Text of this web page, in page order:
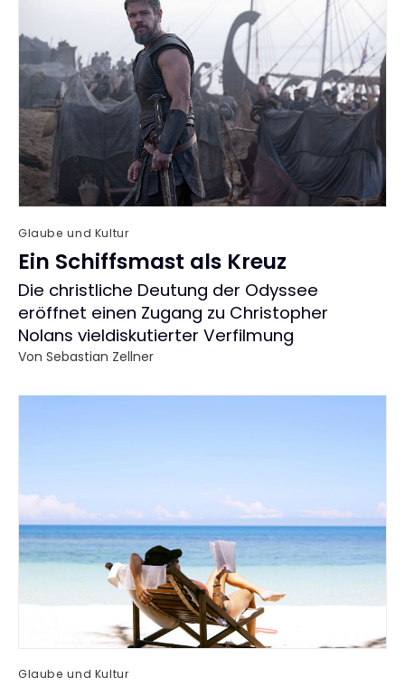
Glaube und Kultur
Ein Schiffsmast als Kreuz
:
Die christliche Deutung der Odyssee
eröffnet einen Zugang zu Christopher
Nolans vieldiskutierter Verfilmung
Von Sebastian Zellner
Glaube und Kultur